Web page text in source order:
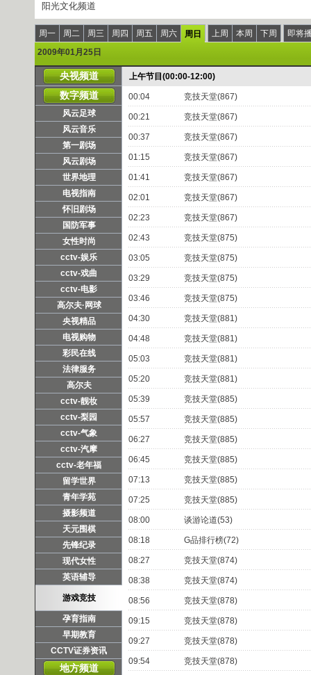
阳光文化频道
周一 周二 周三 周四 周五 周六 周日 上周 本周 下周
即将
2009年01月25日
央视频道
数字频道
风云足球
风云音乐
第一剧场
风云剧场
世界地理
电视指南
怀旧剧场
国防军事
女性时尚
cctv-娱乐
cctv-戏曲
cctv-电影
高尔夫·网球
央视精品
电视购物
彩民在线
法律服务
高尔夫
cctv-靓妆
cctv-梨园
cctv-气象
cctv-汽摩
cctv-老年福
留学世界
青年学苑
摄影频道
天元围棋
先锋纪录
现代女性
英语辅导
游戏竞技
孕育指南
早期教育
CCTV证券资讯
地方频道
上午节目(00:00-12:00)
00:04 竞技天堂(867)
00:21 竞技天堂(867)
00:37 竞技天堂(867)
01:15 竞技天堂(867)
01:41 竞技天堂(867)
02:01 竞技天堂(867)
02:23 竞技天堂(867)
02:43 竞技天堂(875)
03:05 竞技天堂(875)
03:29 竞技天堂(875)
03:46 竞技天堂(875)
04:30 竞技天堂(881)
04:48 竞技天堂(881)
05:03 竞技天堂(881)
05:20 竞技天堂(881)
05:39 竞技天堂(885)
05:57 竞技天堂(885)
06:27 竞技天堂(885)
06:45 竞技天堂(885)
07:13 竞技天堂(885)
07:25 竞技天堂(885)
08:00 谈游论道(53)
08:18 G品排行榜(72)
08:27 竞技天堂(874)
08:38 竞技天堂(874)
08:56 竞技天堂(878)
09:15 竞技天堂(878)
09:27 竞技天堂(878)
09:54 竞技天堂(878)